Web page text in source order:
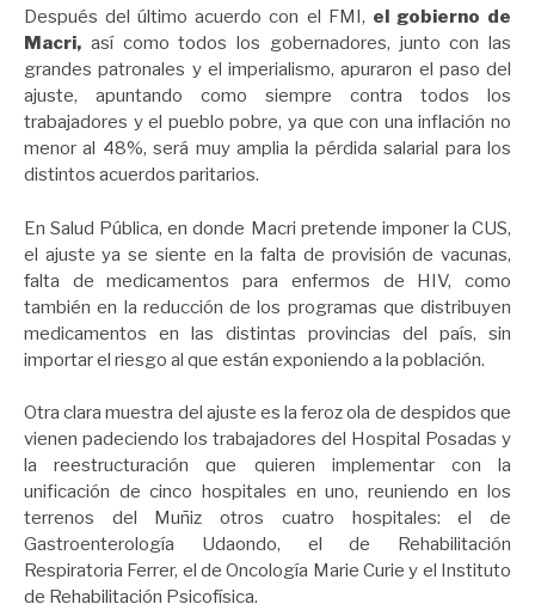
Después del último acuerdo con el FMI, el gobierno de
Macri, así como todos los gobernadores, junto con las
grandes patronales y el imperialismo, apuraron el paso del
ajuste, apuntando como siempre contra todos los
trabajadores y el pueblo pobre, ya que con una inflación no
menor al 48%, será muy amplia la pérdida salarial para los
distintos acuerdos paritarios.
En Salud Pública, en donde Macri pretende imponer la CUS,
el ajuste ya se siente en la falta de provisión de vacunas,
falta de medicamentos para enfermos de HIV, como
también en la reducción de los programas que distribuyen
medicamentos en las distintas provincias del país, sin
importar el riesgo al que están exponiendo a la población.
Otra clara muestra del ajuste es la feroz ola de despidos que
vienen padeciendo los trabajadores del Hospital Posadas y
la reestructuración que quieren implementar con la
unificación de cinco hospitales en uno, reuniendo en los
terrenos del Muñiz otros cuatro hospitales: el de
Gastroenterología Udaondo, el de Rehabilitación
Respiratoria Ferrer, el de Oncología Marie Curie y el Instituto
de Rehabilitación Psicofísica.